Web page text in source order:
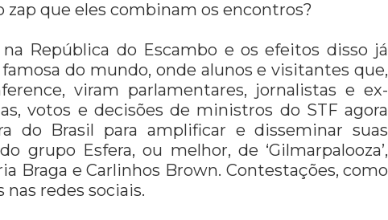
que eles combinam os encontros?
República do Escambo e os efeitos disso já
do mundo, onde alunos e visitantes que,
viram parlamentares, jornalistas e ex-
votos e decisões de ministros do STF agora
do Brasil para amplificar e disseminar suas
grupo Esfera, ou melhor, de ‘Gilmarpalooza’,
Braga e Carlinhos Brown. Contestações, como
nas redes sociais.